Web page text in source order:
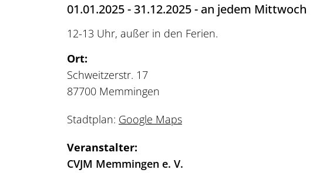
01.01.2025 - 31.12.2025 - an jedem Mittwoch
12-13 Uhr, außer in den Ferien.
Ort:
Schweitzerstr. 17
87700 Memmingen
Stadtplan: Google Maps
Veranstalter:
CVJM Memmingen e. V.